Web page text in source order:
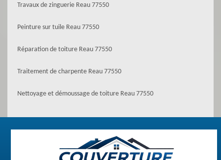
Travaux de zinguerie Reau 77550
Peinture sur tuile Reau 77550
Réparation de toiture Reau 77550
Traitement de charpente Reau 77550
Nettoyage et démoussage de toiture Reau 77550